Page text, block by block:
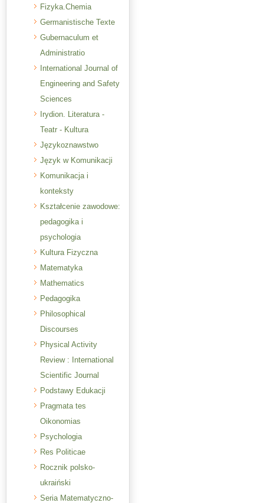
Fizyka.Chemia
Germanistische Texte
Gubernaculum et
Administratio
International Journal of
Engineering and Safety
Sciences
Irydion. Literatura -
Teatr - Kultura
Językoznawstwo
Język w Komunikacji
Komunikacja i
konteksty
Kształcenie zawodowe:
pedagogika i
psychologia
Kultura Fizyczna
Matematyka
Mathematics
Pedagogika
Philosophical
Discourses
Physical Activity
Review : International
Scientific Journal
Podstawy Edukacji
Pragmata tes
Oikonomias
Psychologia
Res Politicae
Rocznik polsko-
ukraiński
Seria Matematyczno-